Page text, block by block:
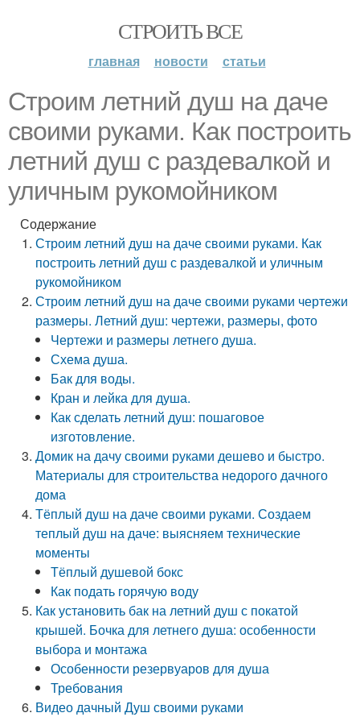
СТРОИТЬ ВСЕ
главная новости статьи
Строим летний душ на даче
своими руками. Как построить
летний душ с раздевалкой и
уличным рукомойником
Содержание
Строим летний душ на даче своими руками. Как
построить летний душ с раздевалкой и уличным
рукомойником
Строим летний душ на даче своими руками чертежи
размеры. Летний душ: чертежи, размеры, фото
Чертежи и размеры летнего душа.
Схема душа.
Бак для воды.
Кран и лейка для душа.
Как сделать летний душ: пошаговое
изготовление.
Домик на дачу своими руками дешево и быстро.
Материалы для строительства недорого дачного
дома
Тёплый душ на даче своими руками. Создаем
теплый душ на даче: выясняем технические
моменты
Тёплый душевой бокс
Как подать горячую воду
Как установить бак на летний душ с покатой
крышей. Бочка для летнего душа: особенности
выбора и монтажа
Особенности резервуаров для душа
Требования
Видео дачный Душ своими руками